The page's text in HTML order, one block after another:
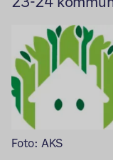
Foto: AKS